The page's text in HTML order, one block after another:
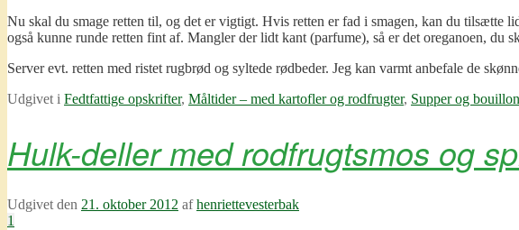
Nu skal du smage retten til, og det er vigtigt. Hvis retten er fad i smagen, kan du
også kunne runde retten fint af. Mangler der lidt kant (parfume), så er det oreganoen,
Server evt. retten med ristet rugbrød og syltede rødbeder. Jeg kan varmt anbefale de
Udgivet i Fedtfattige opskrifter, Måltider – med kartofler og rodfrugter, Supper og bouillon
Hulk-deller med rodfrugtsmos og
Udgivet den 21. oktober 2012 afhenriettevesterbak
1